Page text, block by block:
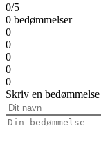
0/5
0 bedømmelser
0
0
0
0
0
Skriv en bedømmelse